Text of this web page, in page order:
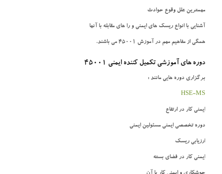
مهمترین علل وقوع حوادث
آشنایی با انواع ریسک های ایمنی و را های مقابله با آنها
همگی از مفاهیم مهم در آموزش 45001 می باشند.
دوره های آموزشی تکمیل کننده ایمنی 45001
برگزاری دوره هایی مانند :
HSE-MS
ایمنی کار در ارتفاع
دوره تخصصی ایمنی مسئولین ایمنی
ارزیابی ریسک
ایمنی کار در فضای بسته